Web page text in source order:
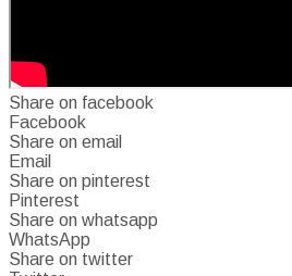
Share on facebook
Facebook
Share on email
Email
Share on pinterest
Pinterest
Share on whatsapp
WhatsApp
Share on twitter